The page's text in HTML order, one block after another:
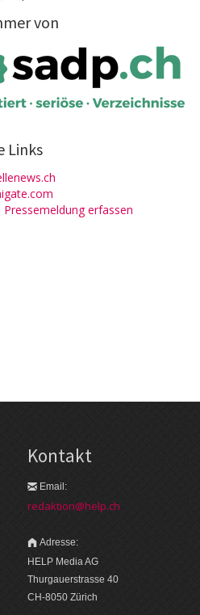
von
Links
Pressemeldung erfassen
Kontakt
Email:
redaktion@help.ch
Adresse:
HELP Media AG
Thurgauerstrasse 40
CH-8050 Zürich